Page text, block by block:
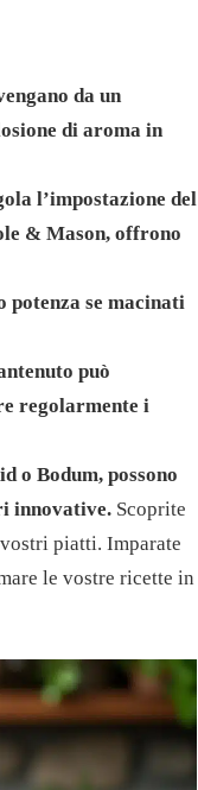
da un
di aroma in
l’impostazione del
& Mason, offrono
potenza se macinati
può
regolarmente i
o Bodum, possono
innovative. Scoprite
piatti. Imparate
le vostre ricette in